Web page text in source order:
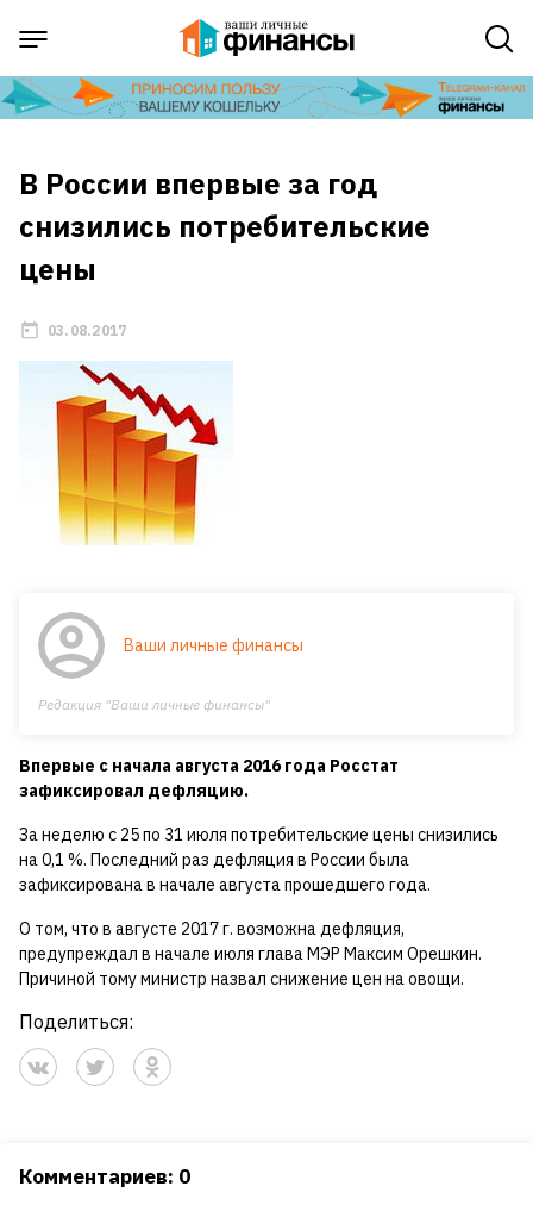
В России впервые за год
снизились потребительские
цены
03.08.2017
Ваши личные финансы
Редакция "Ваши личные финансы"
Впервые с начала августа 2016 года Росстат
зафиксировал дефляцию.
За неделю с 25 по 31 июля потребительские цены снизились
на 0,1 %. Последний раз дефляция в России была
зафиксирована в начале августа прошедшего года.
О том, что в августе 2017 г. возможна дефляция,
предупреждал в начале июля глава МЭР Максим Орешкин.
Причиной тому министр назвал снижение цен на овощи.
Поделиться:
Комментариев: 0